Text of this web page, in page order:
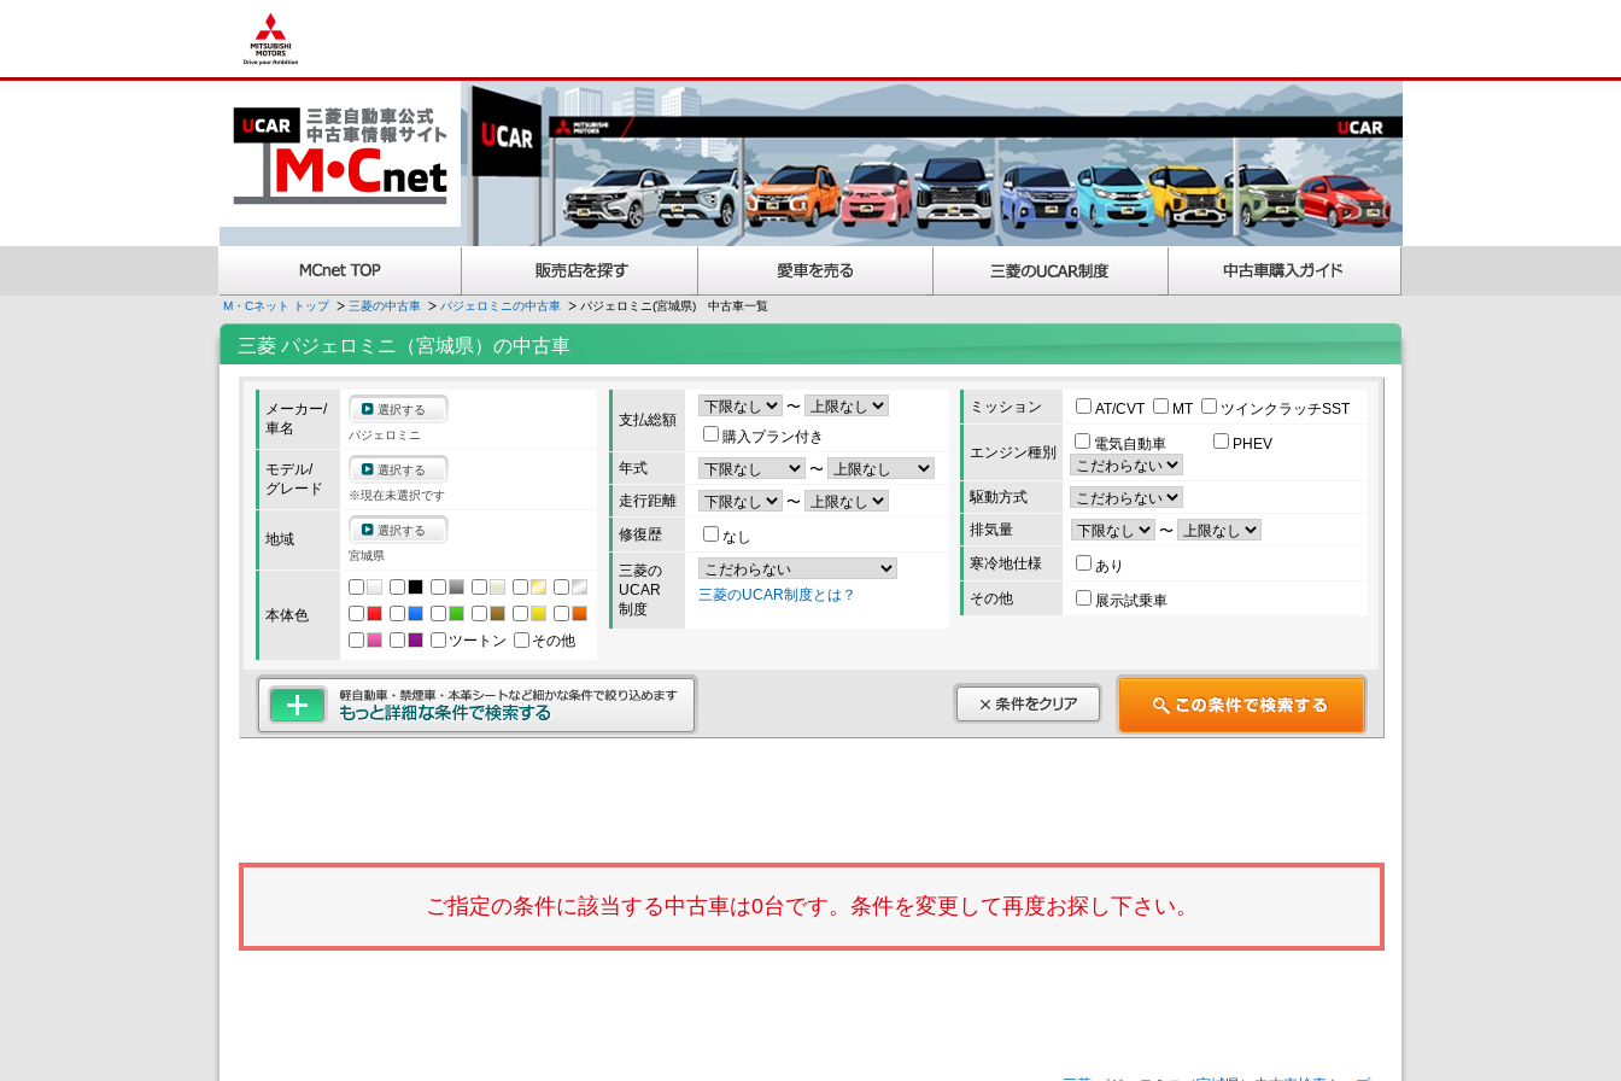
M・Cネット トップ 三菱の中古車 パジェロミニの中古車 パジェロミニ(宮城県) 中古車一覧
三菱 パジェロミニ（宮城県）の中古車
メーカー/
車名
選択する
パジェロミニ
モデル/
グレード
選択する
※現在未選択です
地域
選択する
宮城県
本体色
ツートン
その他
支払総額
〜
購入プラン付き
年式
〜
走行距離
〜
修復歴
なし
三菱の
UCAR
制度
三菱のUCAR制度とは？
ミッション AT/CVT MT ツインクラッチSST
エンジン種別 電気自動車 PHEV
駆動方式
排気量
〜
寒冷地仕様
あり
その他
展示試乗車
ご指定の条件に該当する中古車は0台です。条件を変更して再度お探し下さい。